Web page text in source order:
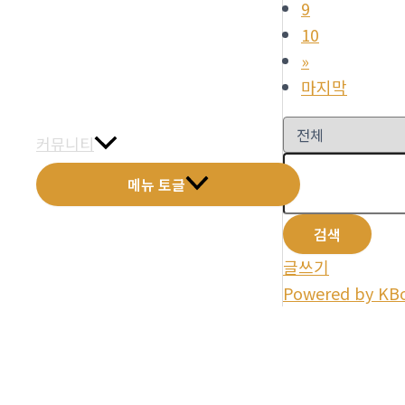
커뮤니티
메뉴 토글
9
10
»
마지막
검색
글쓰기
Powered by